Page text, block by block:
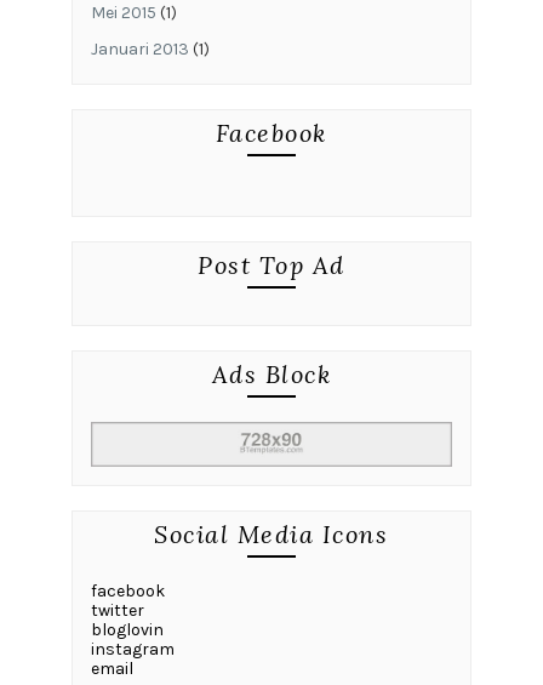
Mei 2015 (1)
Januari 2013 (1)
Facebook
Post Top Ad
Ads Block
Social Media Icons
facebook
twitter
bloglovin
instagram
email